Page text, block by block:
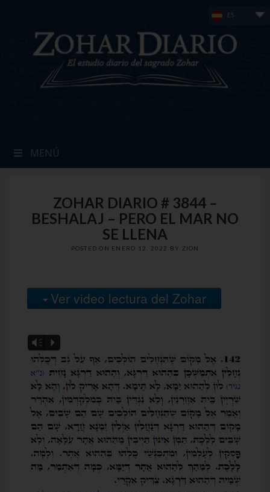
ES
MENÚ
ZOHAR DIARIO # 3844 –
BESHALAJ – PERO EL MAR NO
SE LLENA
POSTED ON ENERO 12, 2022 BY ZION
Ver video lectura del Zohar
Vm P